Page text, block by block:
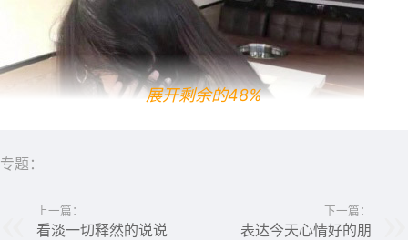
展开剩余的48%
专题：
上一篇：
看淡一切释然的说说
下一篇：
表达今天心情好的朋